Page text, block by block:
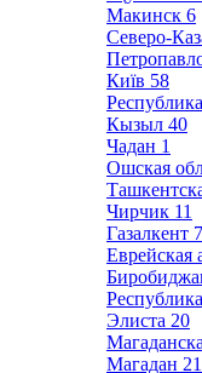
Макинск 6
Северо-
Київ 58
Кызыл 40
Чадан 1
Ошская
Чирчик 11
Газалкент 7
Еврейская
Элиста 20
Магадан 21